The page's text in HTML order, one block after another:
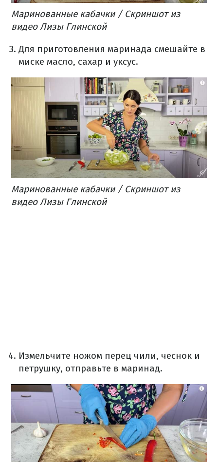
Маринованные кабачки / Скриншот из
видео Лизы Глинской
Для приготовления маринада смешайте в
миске масло, сахар и уксус.
Маринованные кабачки / Скриншот из
видео Лизы Глинской
Измельчите ножом перец чили, чеснок и
петрушку, отправьте в маринад.